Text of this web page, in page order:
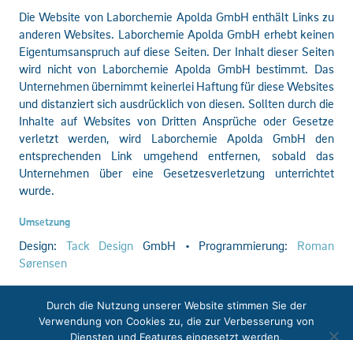
Die Website von Laborchemie Apolda GmbH enthält Links zu
anderen Websites. Laborchemie Apolda GmbH erhebt keinen
Eigentumsanspruch auf diese Seiten. Der Inhalt dieser Seiten
wird nicht von Laborchemie Apolda GmbH bestimmt. Das
Unternehmen übernimmt keinerlei Haftung für diese Websites
und distanziert sich ausdrücklich von diesen. Sollten durch die
Inhalte auf Websites von Dritten Ansprüche oder Gesetze
verletzt werden, wird Laborchemie Apolda GmbH den
entsprechenden Link umgehend entfernen, sobald das
Unternehmen über eine Gesetzesverletzung unterrichtet
wurde.
Umsetzung
Design: Tack Design GmbH • Programmierung: Roman
Sørensen
Startseite Kontakt Impressum Downloads
© 2026 Laborchemie Apolda GmbH – Alle Rechte vorbehalten
Durch die Nutzung unserer Website stimmen Sie der
Verwendung von Cookies zu, die zur Verbesserung von
Diensten und Features eingesetzt werden.